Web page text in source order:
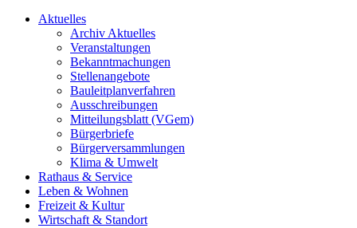
Aktuelles
Archiv Aktuelles
Veranstaltungen
Bekanntmachungen
Stellenangebote
Bauleitplanverfahren
Ausschreibungen
Mitteilungsblatt (VGem)
Bürgerbriefe
Bürgerversammlungen
Klima & Umwelt
Rathaus & Service
Leben & Wohnen
Freizeit & Kultur
Wirtschaft & Standort